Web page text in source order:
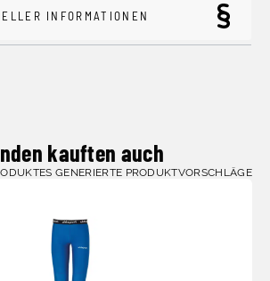
INFORMATIONEN
kauften auch
GENERIERTE PRODUKTVORSCHLÄGE